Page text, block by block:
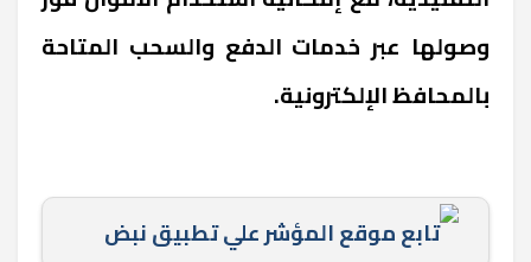
وصولها عبر خدمات الدفع والسحب المتاحة
بالمحافظ الإلكترونية.
تابع موقع المؤشر علي تطبيق نبض